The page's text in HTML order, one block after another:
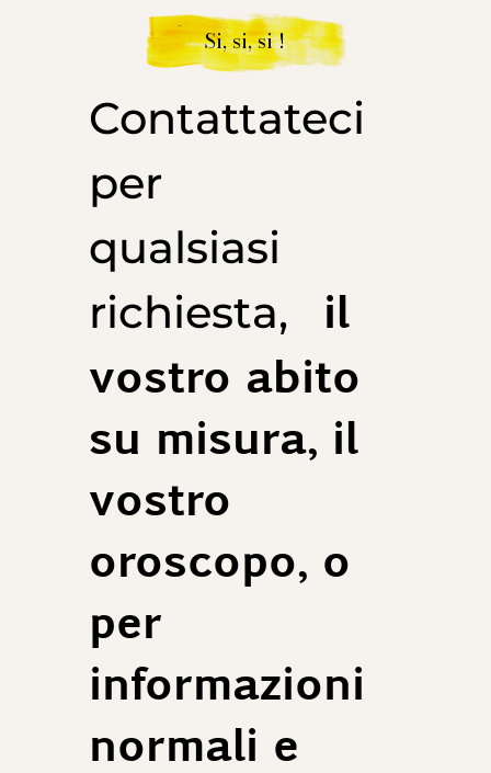
Contattateci
per
qualsiasi
richiesta,
il
vostro abito
su misura, il
vostro
oroscopo, o
per
informazioni
normali e
Si, si, si !